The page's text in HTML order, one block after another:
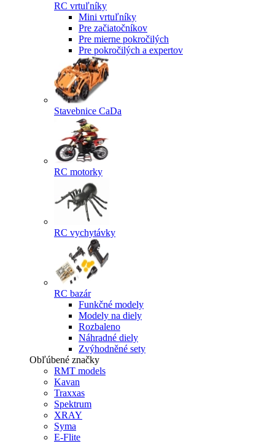
RC vrtuľníky
Mini vrtuľníky
Pre začiatočníkov
Pre mierne pokročilých
Pre pokročilých a expertov
Stavebnice CaDa
RC motorky
RC vychytávky
RC bazár
Funkčné modely
Modely na diely
Rozbaleno
Náhradné diely
Zvýhodněné sety
Obľúbené značky
RMT models
Kavan
Traxxas
Spektrum
XRAY
Syma
E-Flite